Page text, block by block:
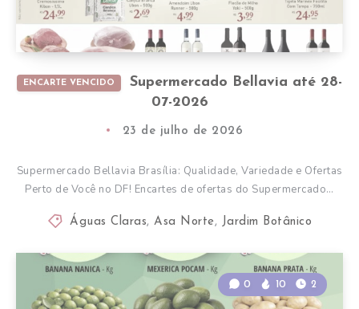
ENCARTE VENCIDO
Supermercado Bellavia até 28-
07-2026
23 de julho de 2026
Supermercado Bellavia Brasília: Qualidade, Variedade e Ofertas
Perto de Você no DF! Encartes de ofertas do Supermercado…
Águas Claras,Asa Norte, Jardim Botânico
0 10 2